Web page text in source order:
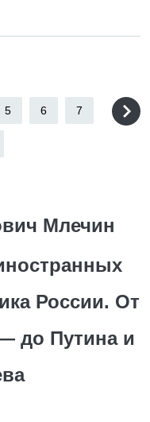
5 6 7
Млечин
России. От
до Путина и